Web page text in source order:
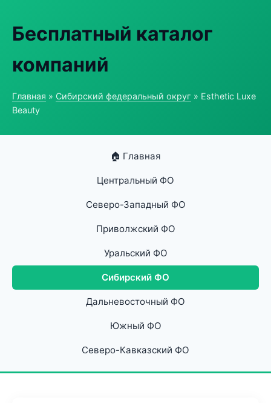
Бесплатный каталог
компаний
Главная » Сибирский федеральный округ » Esthetic Luxe
Beauty
🏠 Главная
Центральный ФО
Северо-Западный ФО
Приволжский ФО
Уральский ФО
Сибирский ФО
Дальневосточный ФО
Южный ФО
Северо-Кавказский ФО